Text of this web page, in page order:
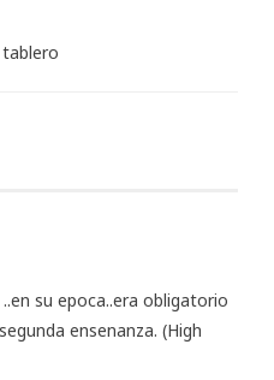
su epoca..era obligatorio
ensenanza. (High